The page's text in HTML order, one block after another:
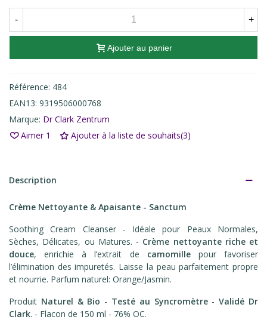
- +
Ajouter au panier
Référence: 484
EAN13: 9319506000768
Marque: Dr Clark Zentrum
Aimer 1 Ajouter à la liste de souhaits(3)
Description
Crème Nettoyante & Apaisante - Sanctum
Soothing Cream Cleanser - Idéale pour Peaux Normales,
Sèches, Délicates, ou Matures. - Crème nettoyante riche et
douce, enrichie à l’extrait de camomillepour favoriser
l’élimination des impuretés. Laisse la peau parfaitement propre
et nourrie. Parfum naturel: Orange/Jasmin.
Produit Naturel & Bio - Testé au Syncromètre-Validé Dr
Clark. - Flacon de 150 ml - 76% OC.